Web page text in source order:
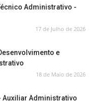
Administrativo -
17 de Julho de 2026
e
18 de Maio de 2026
Auxiliar Administrativo